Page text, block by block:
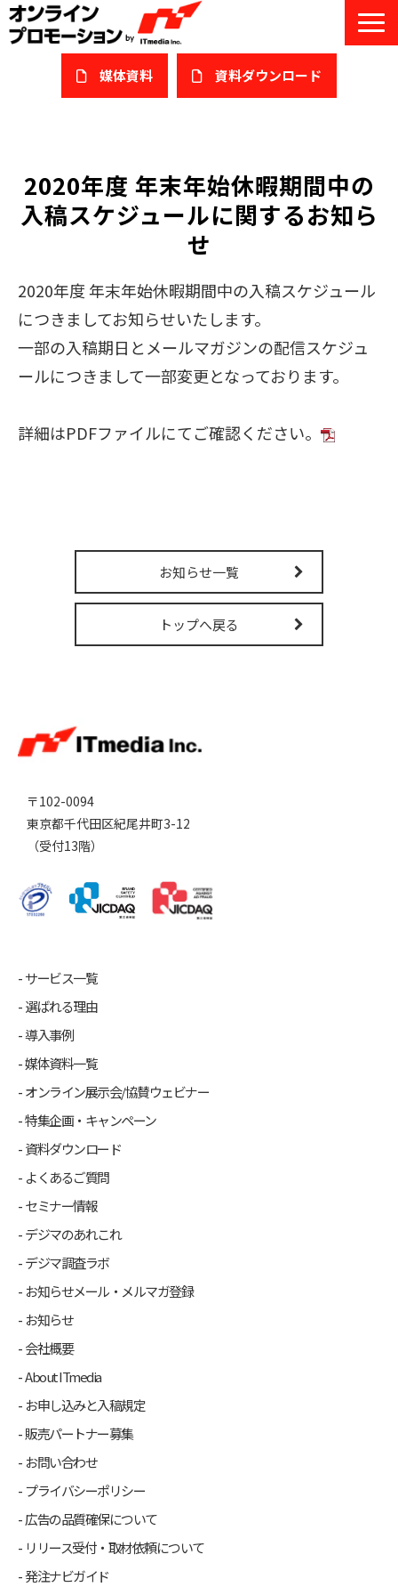
媒体資料 ​資料ダウンロード
私たちについて
サービスガイド/お役立ち資料
課題/ターゲット別で探す
オンライン展示会/協賛ウェビナー
導入事例
セミナー情報/ブログ
2020年度 年末年始休暇期間中の
入稿スケジュールに関するお知ら
せ
2020年度 年末年始休暇期間中の入稿スケジュール
につきましてお知らせいたします。
一部の入稿期日とメールマガジンの配信スケジュ
ールにつきまして一部変更となっております。
詳細はPDFファイルにてご確認ください。
お知らせ一覧
トップへ戻る
〒102-0094
東京都千代田区紀尾井町3-12
（受付13階）
サービス一覧
選ばれる理由
導入事例
媒体資料一覧
オンライン展示会/協賛ウェビナー
特集企画・キャンペーン
資料ダウンロード
よくあるご質問
セミナー情報
デジマのあれこれ
デジマ調査ラボ
お知らせメール・メルマガ登録
お知らせ
会社概要
About ITmedia
お申し込みと入稿規定
販売パートナー募集
お問い合わせ
プライバシーポリシー
広告の品質確保について
リリース受付・取材依頼について
発注ナビガイド